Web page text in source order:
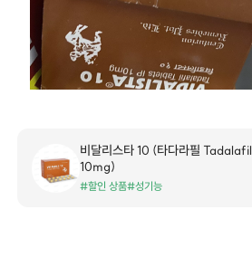
비달리스타 10 (타다라필 Tadalafil
10mg)
#할인 상품#성기능